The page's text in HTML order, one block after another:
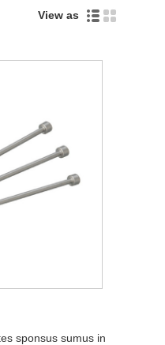
View as
sponsus sumus in